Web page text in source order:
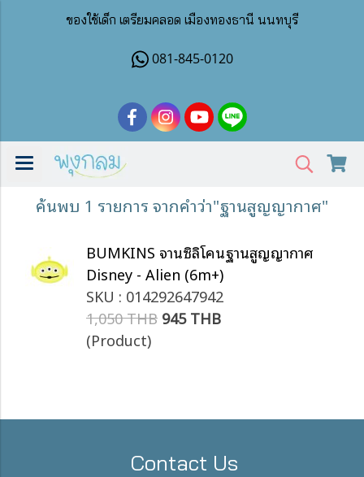
ของใช้เด็ก เตรียมคลอด เมืองทองธานี นนทบุรี
081-845-0120
ค้นพบ 1 รายการ จากคำว่า"ฐานสูญญากาศ"
BUMKINS จานซิลิโคนฐานสูญญากาศ
Disney - Alien (6m+)
SKU : 014292647942
1,050 THB 945 THB
(Product)
Contact Us